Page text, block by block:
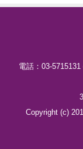
電話：03-
Copyright (c)